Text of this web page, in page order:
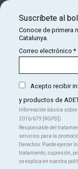
11
may
Suscríbete al
Conoce de primera
Catalunya.
Correo electrónico*
Acepto recibir
y productos de
Información básica
2016/679 ]RGPD])
Responsable del
servicios para la
Derechos: Puede ejercer
tratamiento, supresión,
se explica en nuestra